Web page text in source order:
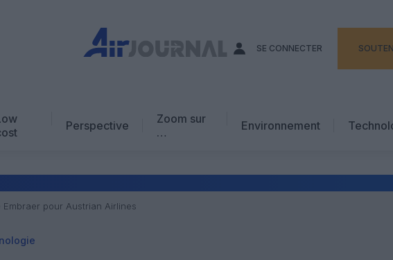
SE CONNECTER
Perspective
Zoom sur
…
Environnement
Embraer pour Austrian Airlines